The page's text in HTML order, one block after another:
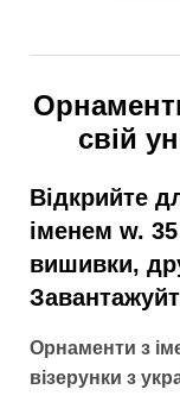
свій
Відкрийте
іменем w.
вишивки,
Орнаменти з
візерунки з